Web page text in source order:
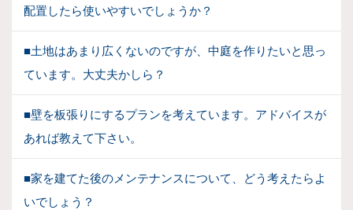
配置したら使いやすいでしょうか？
■土地はあまり広くないのですが、中庭を作りたいと思っ
ています。大丈夫かしら？
■壁を板張りにするプランを考えています。アドバイスが
あれば教えて下さい。
■家を建てた後のメンテナンスについて、どう考えたらよ
いでしょう？